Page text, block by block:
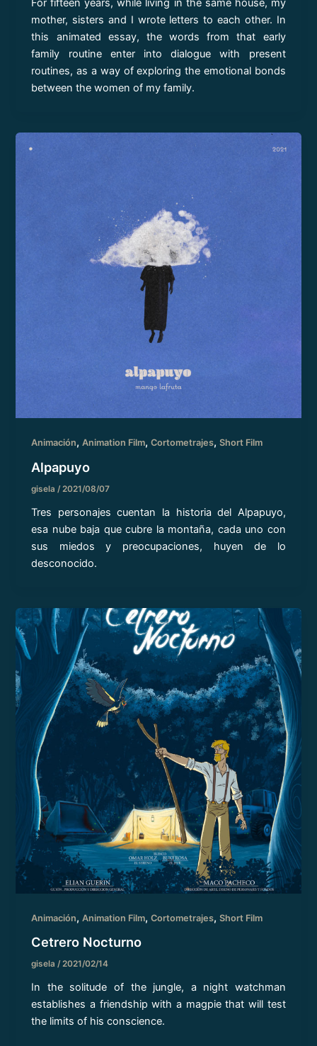
For fifteen years, while living in the same house, my
mother, sisters and I wrote letters to each other. In
this animated essay, the words from that early
family routine enter into dialogue with present
routines, as a way of exploring the emotional bonds
between the women of my family.
Animación,Animation Film,Cortometrajes,Short Film
Alpapuyo
gisela /2021/08/07
Tres personajes cuentan la historia del Alpapuyo,
esa nube baja que cubre la montaña, cada uno con
sus miedos y preocupaciones, huyen de lo
desconocido.
Animación,Animation Film,Cortometrajes,Short Film
Cetrero Nocturno
gisela/2021/02/14
In the solitude of the jungle, a night watchman
establishes a friendship with a magpie that will test
the limits of his conscience.